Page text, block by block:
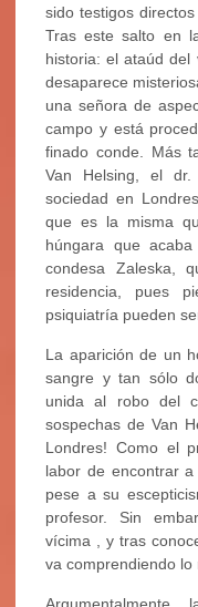
sido testigos
Tras este salto en
historia: el ataúd del
desaparece
una señora de
campo y está
finado conde. Más
Van Helsing, el
sociedad en
que es la misma
húngara que
condesa Zaleska,
residencia, pues
psiquiatría pueden
La aparición de un
sangre y tan sólo
unida al robo del
sospechas de Van
Londres! Como el
labor de encontrar
pese a su
profesor. Sin
vícima , y tras
va comprendiendo